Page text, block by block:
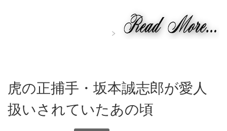
虎の正捕手・坂本誠志郎が愛人
扱いされていたあの頃